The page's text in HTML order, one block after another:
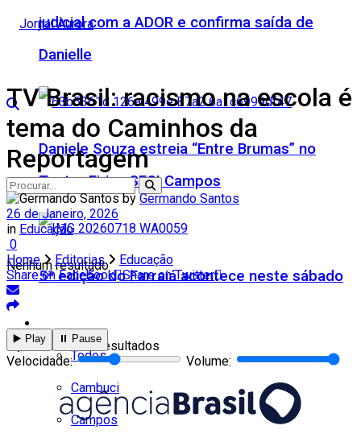
judicial com a ADOR e confirma saída de
Danielle
Daniele Souza estreia “Entre Brumas” no
Teatro Firjan SESI Campos
5ª edição do Farraiá acontece neste sábado
Todos
Cambuci
Campos
Nenhum resultado
Ver todos os resultados
TV Brasil: racismo na escola é
tema do Caminhos da
Reportagem
by Germando Santos
26 de Janeiro, 2026
in Educação
0
Home
Editorias
Educação
Share on Facebook Share on Twitter
▶️ Play ⏸️ Pause
Velocidade: Volume: